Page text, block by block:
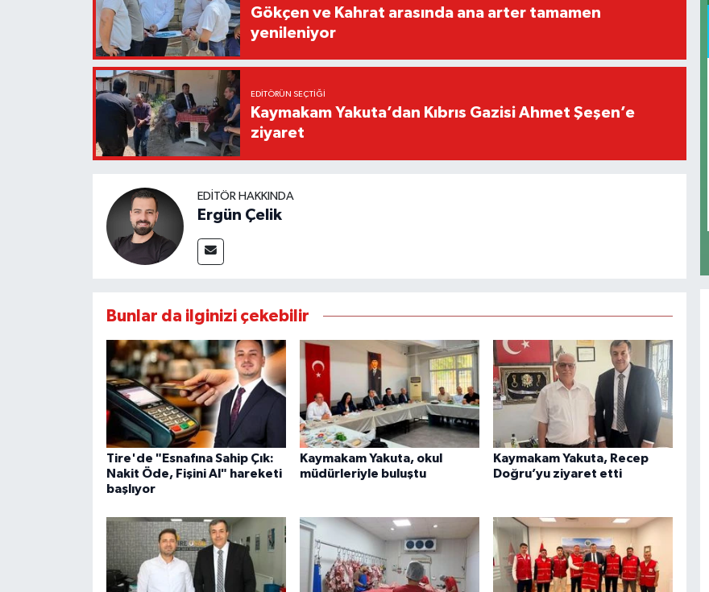
Gökçen ve Kahrat arasında ana arter tamamen
yenileniyor
EDITÖRÜN SEÇTIĞI
Kaymakam Yakuta’dan Kıbrıs Gazisi Ahmet Şeşen’e
ziyaret
EDITÖR HAKKINDA
Ergün Çelik
Bunlar da ilginizi çekebilir
Tire'de "Esnafına Sahip Çık:
Nakit Öde, Fişini Al" hareketi
başlıyor
Kaymakam Yakuta, okul
müdürleriyle buluştu
Kaymakam Yakuta, Recep
Doğru’yu ziyaret etti